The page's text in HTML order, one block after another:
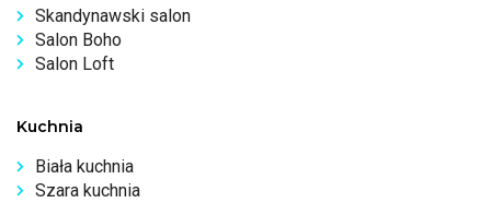
Skandynawski salon
Salon Boho
Salon Loft
Kuchnia
Biała kuchnia
Szara kuchnia